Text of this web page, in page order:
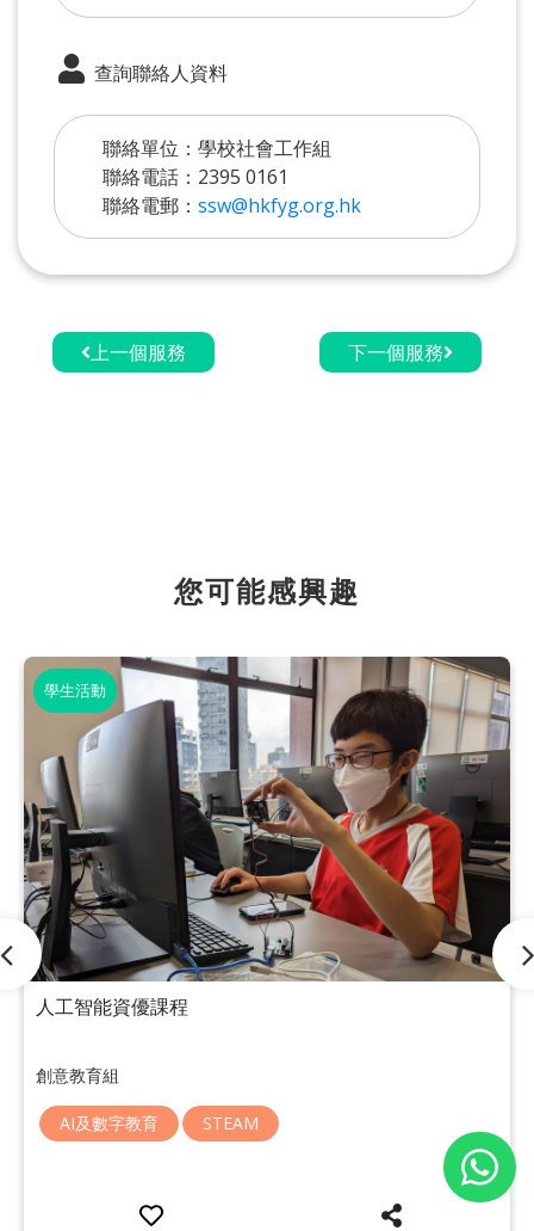
查詢聯絡人資料
聯絡單位：學校社會工作組
聯絡電話：2395 0161
聯絡電郵： ssw@hkfyg.org.hk
上一個服務 下一個服務
您可能感興趣
學生活動
人工智能資優課程
創意教育組
AI及數字教育 STEAM